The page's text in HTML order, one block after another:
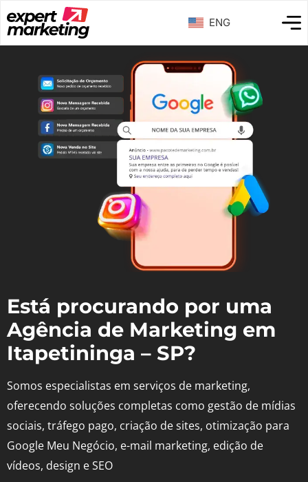
ENG
Está procurando por uma
Agência de Marketing em
Itapetininga – SP?
Somos especialistas em serviços de marketing,
oferecendo soluções completas como gestão de mídias
sociais, tráfego pago, criação de sites, otimização para
Google Meu Negócio, e-mail marketing, edição de
vídeos, design e SEO